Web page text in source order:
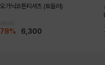
오가닉코튼티셔츠 (토들러)
78% 6,300